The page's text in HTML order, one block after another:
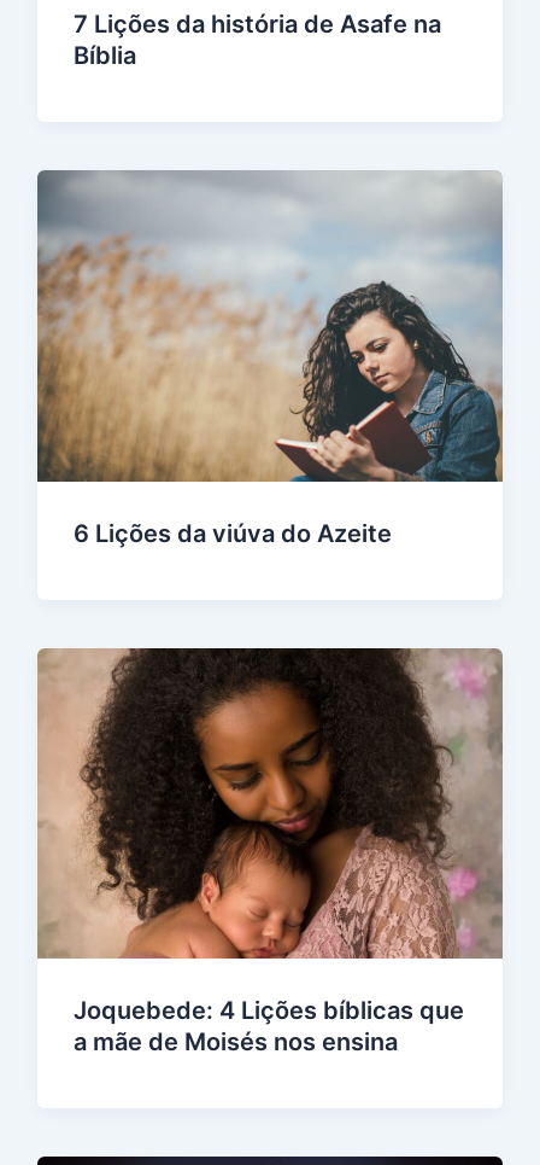
7 Lições da história de Asafe na
Bíblia
6 Lições da viúva do Azeite
Joquebede: 4 Lições bíblicas que
a mãe de Moisés nos ensina